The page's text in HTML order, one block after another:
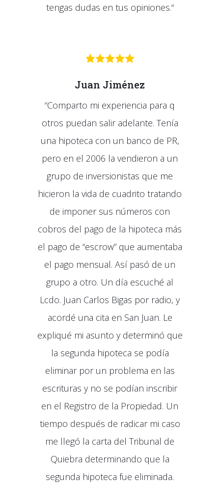
tengas dudas en tus opiniones.“
Juan Jiménez
“Comparto mi experiencia para q
otros puedan salir adelante. Tenía
una hipoteca con un banco de PR,
pero en el 2006 la vendieron a un
grupo de inversionistas que me
hicieron la vida de cuadrito tratando
de imponer sus números con
cobros del pago de la hipoteca más
el pago de “escrow” que aumentaba
el pago mensual. Así pasó de un
grupo a otro. Un día escuché al
Lcdo. Juan Carlos Bigas por radio, y
acordé una cita en San Juan. Le
expliqué mi asunto y determinó que
la segunda hipoteca se podía
eliminar por un problema en las
escrituras y no se podían inscribir
en el Registro de la Propiedad. Un
tiempo después de radicar mi caso
me llegó la carta del Tribunal de
Quiebra determinando que la
segunda hipoteca fue eliminada.